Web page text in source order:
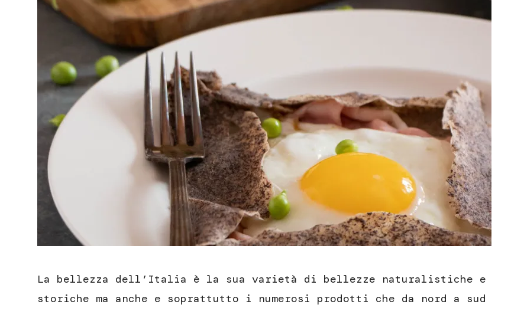
La bellezza dell’Italia è la sua varietà di bellezze naturalistiche e
storiche ma anche e soprattutto i numerosi prodotti che da nord a sud